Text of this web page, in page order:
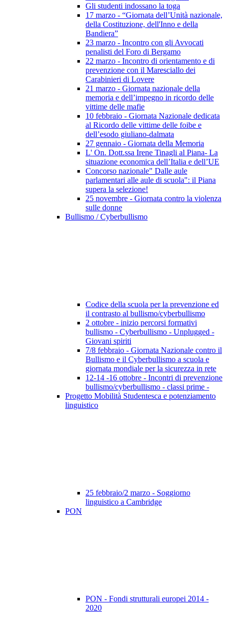
Gli studenti indossano la toga
17 marzo - “Giornata dell’Unità nazionale,
della Costituzione, dell'Inno e della
Bandiera”
23 marzo - Incontro con gli Avvocati
penalisti del Foro di Bergamo
22 marzo - Incontro di orientamento e di
prevenzione con il Maresciallo dei
Carabinieri di Lovere
21 marzo - Giornata nazionale della
memoria e dell’impegno in ricordo delle
vittime delle mafie
10 febbraio - Giornata Nazionale dedicata
al Ricordo delle vittime delle foibe e
dell’esodo giuliano-dalmata
27 gennaio - Giornata della Memoria
L' On. Dott.ssa Irene Tinagli al Piana- La
situazione economica dell’Italia e dell’UE
Concorso nazionale" Dalle aule
parlamentari alle aule di scuola": il Piana
supera la selezione!
25 novembre - Giornata contro la violenza
sulle donne
Bullismo / Cyberbullismo
Codice della scuola per la prevenzione ed
il contrasto al bullismo/cyberbullismo
2 ottobre - inizio percorsi formativi
bullismo - Cyberbullismo - Unplugged -
Giovani spiriti
7/8 febbraio - Giornata Nazionale contro il
Bullismo e il Cyberbullismo a scuola e
giornata mondiale per la sicurezza in rete
12-14 -16 ottobre - Incontri di prevenzione
bullismo/cyberbullismo - classi prime -
Progetto Mobilità Studentesca e potenziamento
linguistico
25 febbraio/2 marzo - Soggiorno
linguistico a Cambridge
PON
PON - Fondi strutturali europei 2014 -
2020